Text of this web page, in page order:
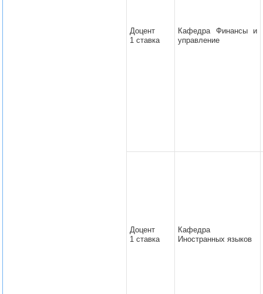
Доцент
1 ставка
Кафедра Финансы и
управление
Доцент
1 ставка
Кафедра
Иностранных языков